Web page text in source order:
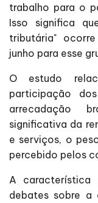
trabalho para o
Isso significa
tributária"
junho para esse
O estudo
participação
arrecadação
significativa da
e serviços, o
percebido pelos
A característica
debates sobre a